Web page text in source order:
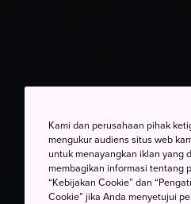
Kami dan perusahaan pihak
mengukur audiens situs web
untuk menayangkan iklan yang
membagikan informasi tentang
“Kebijakan Cookie” dan
Cookie” jika Anda menyetujui